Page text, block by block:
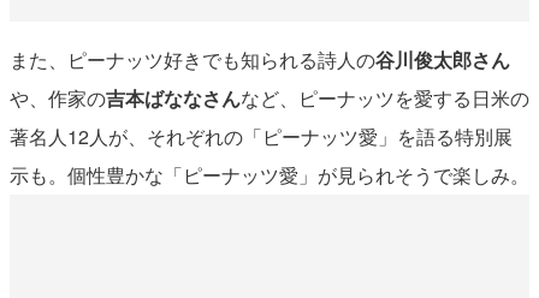
また、ピーナッツ好きでも知られる詩人の谷川俊太郎さん
や、作家の吉本ばななさんなど、ピーナッツを愛する日米の
著名人12人が、それぞれの「ピーナッツ愛」を語る特別展
示も。個性豊かな「ピーナッツ愛」が見られそうで楽しみ。